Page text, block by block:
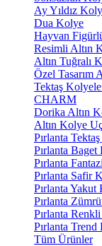
Ay Yıldız
Dua Kolye
Hayvan
Resimli Altın
Altın Tuğralı
Özel Tasarım
Tektaş
CHARM
Dorika Altın
Altın Kolye
Pırlanta
Pırlanta
Pırlanta
Pırlanta Safir
Pırlanta
Pırlanta
Pırlanta
Pırlanta
Tüm Ürünler